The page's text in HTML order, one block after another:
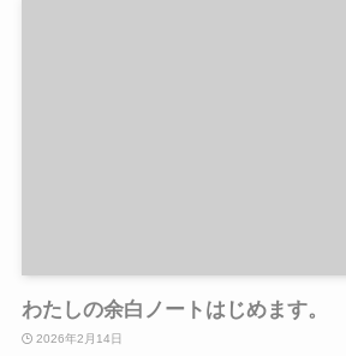
わたしの余白ノートはじめます。
2026年2月14日